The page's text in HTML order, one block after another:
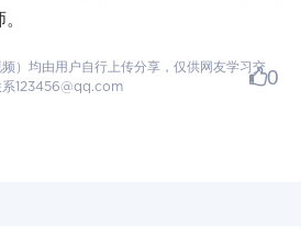
）均由用户自行上传分享，仅供网友学习交
系123456@qq.com
0